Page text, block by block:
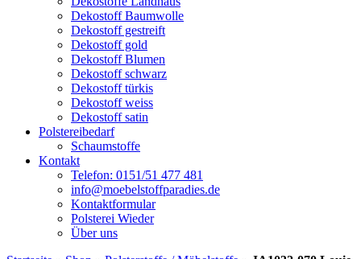
Dekostoff Baumwolle
Dekostoff gestreift
Dekostoff gold
Dekostoff Blumen
Dekostoff schwarz
Dekostoff türkis
Dekostoff weiss
Dekostoff satin
Polstereibedarf
Schaumstoffe
Kontakt
Telefon: 0151/51 477 481
info@moebelstoffparadies.de
Kontaktformular
Polsterei Wieder
Über uns